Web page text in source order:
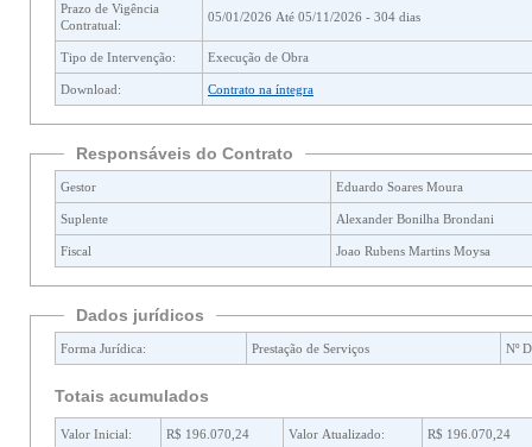
Prazo de Vigência
Contratual:
05/01/2026 Até 05/11/2026 - 304 dias
Tipo de Intervenção: Execução de Obra
Download: Contrato na íntegra
Responsáveis do Contrato
Gestor Eduardo Soares Moura
Suplente Alexander Bonilha Brondani
Fiscal Joao Rubens Martins Moysa
Dados jurídicos
Forma Jurídica: Prestação de Serviços Nº
Totais acumulados
Valor Inicial: R$ 196.070,24 Valor Atualizado: R$ 196.070,24